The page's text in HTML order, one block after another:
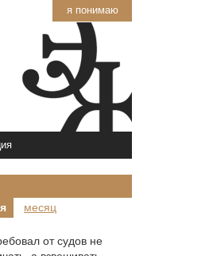
я понимаю
месяц
от судов не